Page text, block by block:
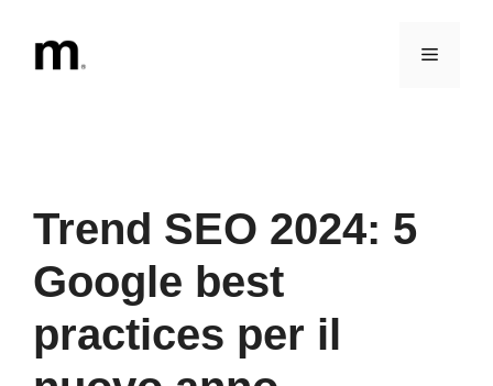
contenuto
Menu
Trend SEO 2024: 5
Google best
practices per il